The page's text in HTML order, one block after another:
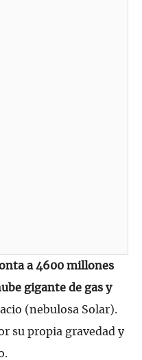
a 4600 millones
gigante de gas y
(nebulosa Solar).
su propia gravedad y